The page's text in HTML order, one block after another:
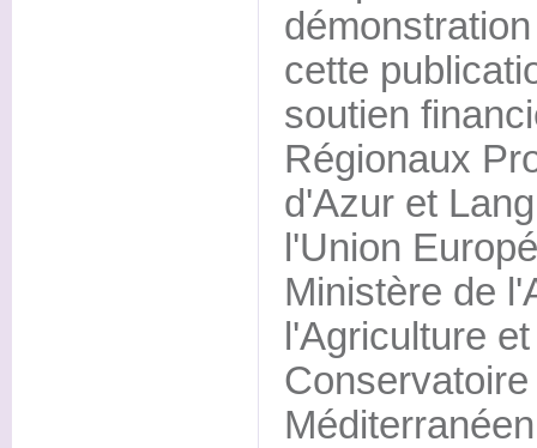
cette
soutien
Régionaux
d'Azur et
l'Union
Ministère de
l'Agriculture